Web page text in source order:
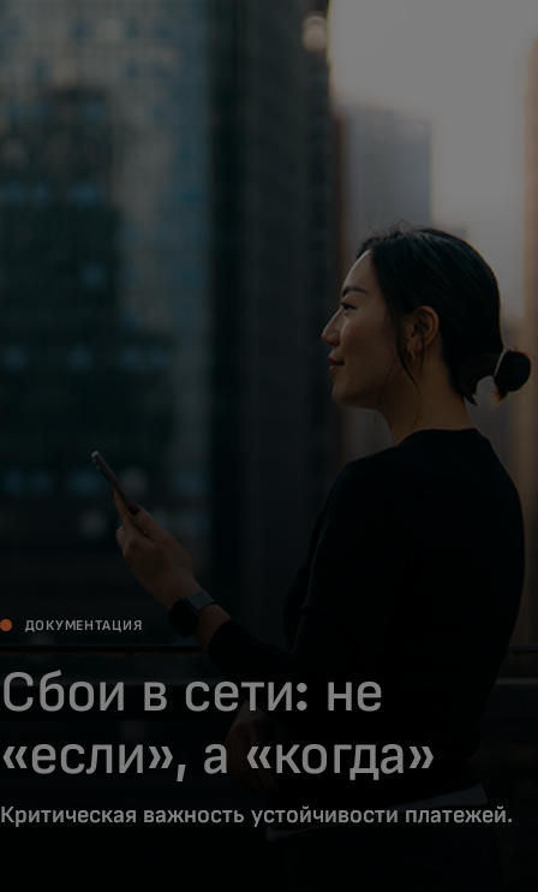
ДОКУМЕНТАЦИЯ
Сбои в сети: не
«если», а «когда»
Критическая важность устойчивости платежей.